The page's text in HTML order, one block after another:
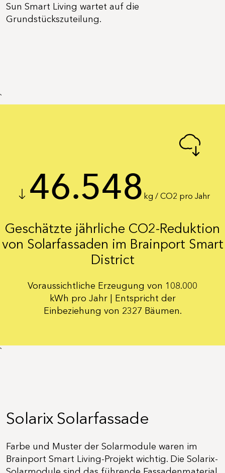
Sun Smart Living wartet auf die
Grundstückszuteilung.
`
Geschätzte jährliche CO2-Reduktion
von Solarfassaden im Brainport Smart
District
Voraussichtliche Erzeugung von 108.000
kWh pro Jahr | Entspricht der
Einbeziehung von 2327 Bäumen.
46.548 kg / CO2 pro Jahr
`
Solarix Solarfassade
Farbe und Muster der Solarmodule waren im
Brainport Smart Living-Projekt wichtig. Die Solarix-